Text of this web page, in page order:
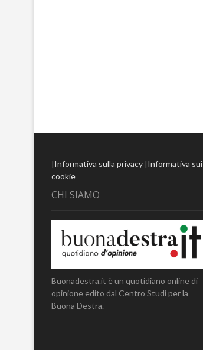
|Informativa sulla privacy |Informativa sui
cookie
CHI SIAMO
Buonadestra.it è un quotidiano online di
opinione edito dal Centro Studi per la
Buona Destra.